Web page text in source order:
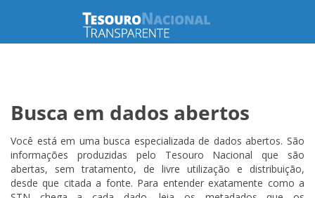
Busca em dados abertos
Você está em uma busca especializada de dados abertos. São
informações produzidas pelo Tesouro Nacional que são
abertas, sem tratamento, de livre utilização e distribuição,
desde que citada a fonte. Para entender exatamente como a